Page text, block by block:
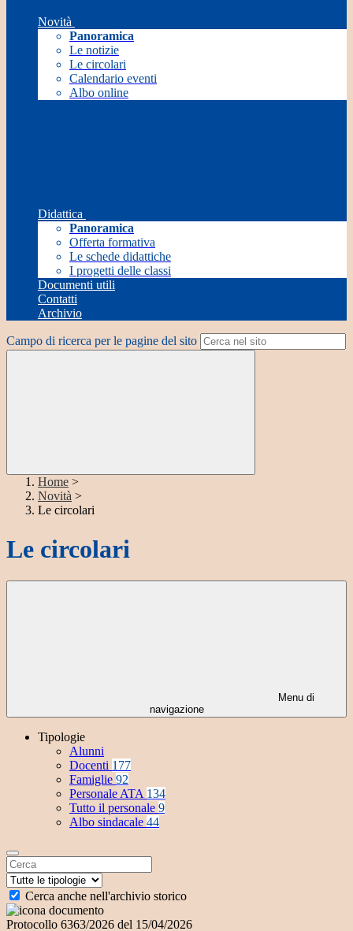
Novità
Panoramica
Le notizie
Le circolari
Calendario eventi
Albo online
Didattica
Panoramica
Offerta formativa
Le schede didattiche
I progetti delle classi
Documenti utili
Contatti
Archivio
Campo di ricerca per le pagine del sito
Home >
Novità >
Le circolari
Le circolari
Menu di
navigazione
Tipologie
Alunni
Docenti 177
Famiglie 92
Personale ATA 134
Tutto il personale 9
Albo sindacale 44
Cerca anche nell'archivio storico
Protocollo 6363/2026 del 15/04/2026